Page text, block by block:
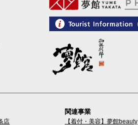
店
関連事業
【着付・美容】夢館beauty